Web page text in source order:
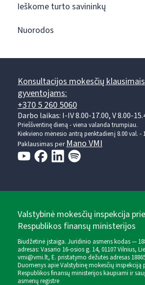
Ieškome turto savininkų
Nuorodos
Konsultacijos mokesčių
gyventojams:
+370 5 260 5060
Darbo laikas: I-IV 8.00-17.00, V 8.00-
Prieššventinę dieną - viena valanda trumpiau.
Kiekvieno mėnesio antrą penktadienį 8.00 val. -
Paklausimas perMano VMI
Valstybinė mokesčių inspekcija
Respublikos finansų ministerijos
Biudžetinė įstaiga. Juridinio asmens kodas —
adresas: Vasario 16-osios g. 14, 01107 Vilnius,
vmi@vmi.lt, E. pristatymo dėžutės adresas
Duomenys apie Valstybinę mokesčių inspekciją
Respublikos finansų ministerijos kaupiami ir
asmenų registre